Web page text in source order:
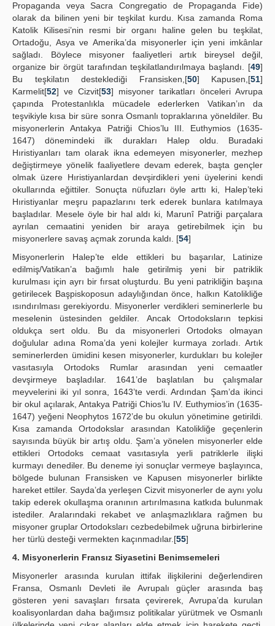
Propaganda veya Sacra Congregatio de Propaganda Fide)
olarak da bilinen yeni bir teşkilat kurdu. Kısa zamanda Roma
Katolik Kilisesi’nin resmi bir organı haline gelen bu teşkilat,
Ortadoğu, Asya ve Amerika’da misyonerler için yeni imkânlar
sağladı. Böylece misyoner faaliyetleri artık bireysel değil,
organize bir örgüt tarafından teşkilatlandırılmaya başlandı. [49]
Bu teşkilatın desteklediği Fransisken,[50] Kapusen,[51]
Karmelit[52] ve Cizvit[53] misyoner tarikatları önceleri Avrupa
çapında Protestanlıkla mücadele ederlerken Vatikan’ın da
teşvikiyle kısa bir süre sonra Osmanlı topraklarına yöneldiler. Bu
misyonerlerin Antakya Patriği Chios’lu III. Euthymios (1635-
1647) dönemindeki ilk durakları Halep oldu. Buradaki
Hıristiyanları tam olarak ikna edemeyen misyonerler, mezhep
değiştirmeye yönelik faaliyetlere devam ederek, başta gençler
olmak üzere Hıristiyanlardan devşirdikleri yeni üyelerini kendi
okullarında eğittiler. Sonuçta nüfuzları öyle arttı ki, Halep’teki
Hıristiyanlar meşru papazlarını terk ederek bunlara katılmaya
başladılar. Mesele öyle bir hal aldı ki, Marunî Patriği parçalara
ayrılan cemaatini yeniden bir araya getirebilmek için bu
misyonerlere savaş açmak zorunda kaldı. [54]
Misyonerlerin Halep’te elde ettikleri bu başarılar, Latinize
edilmiş/Vatikan’a bağımlı hale getirilmiş yeni bir patriklik
kurulması için ayrı bir fırsat oluşturdu. Bu yeni patrikliğin başına
getirilecek Başpiskoposun adaylığından önce, halkın Katolikliğe
ısındırılması gerekiyordu. Misyonerler verdikleri seminerlerle bu
meselenin üstesinden geldiler. Ancak Ortodoksların tepkisi
oldukça sert oldu. Bu da misyonerleri Ortodoks olmayan
doğulular adına Roma’da yeni kolejler kurmaya zorladı. Artık
seminerlerden ümidini kesen misyonerler, kurdukları bu kolejler
vasıtasıyla Ortodoks Rumlar arasından yeni cemaatler
devşirmeye başladılar. 1641’de başlatılan bu çalışmalar
meyvelerini iki yıl sonra, 1643’te verdi. Ardından Şam’da ikinci
bir okul açılarak, Antakya Patriği Chios’lu IV. Euthymios’in (1635-
1647) yeğeni Neophytos 1672’de bu okulun yönetimine getirildi.
Kısa zamanda Ortodokslar arasından Katolikliğe geçenlerin
sayısında büyük bir artış oldu. Şam’a yönelen misyonerler elde
ettikleri Ortodoks cemaat vasıtasıyla yerli patriklerle ilişki
kurmayı denediler. Bu deneme iyi sonuçlar vermeye başlayınca,
bölgede bulunan Fransisken ve Kapusen misyonerler birlikte
hareket ettiler. Sayda’da yerleşen Cizvit misyonerler de aynı yolu
takip ederek okullaşma oranının artırılmasına katkıda bulunmak
istediler. Aralarındaki rekabet ve anlaşmazlıklara rağmen bu
misyoner gruplar Ortodoksları cezbedebilmek uğruna birbirlerine
her türlü desteği vermekten kaçınmadılar.[55]
4. Misyonerlerin Fransız Siyasetini Benimsemeleri
Misyonerler arasında kurulan ittifak ilişkilerini değerlendiren
Fransa, Osmanlı Devleti ile Avrupalı güçler arasında baş
gösteren yeni savaşları fırsata çevirerek, Avrupa’da kurulan
koalisyonlardan daha bağımsız politikalar yürütmek ve Osmanlı